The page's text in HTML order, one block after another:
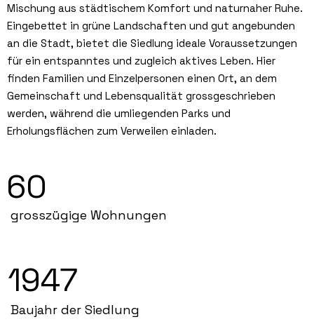
Mischung aus städtischem Komfort und naturnaher Ruhe.
Eingebettet in grüne Landschaften und gut angebunden
an die Stadt, bietet die Siedlung ideale Voraussetzungen
für ein entspanntes und zugleich aktives Leben. Hier
finden Familien und Einzelpersonen einen Ort, an dem
Gemeinschaft und Lebensqualität grossgeschrieben
werden, während die umliegenden Parks und
Erholungsflächen zum Verweilen einladen.
60
grosszügige Wohnungen
1947
Baujahr der Siedlung